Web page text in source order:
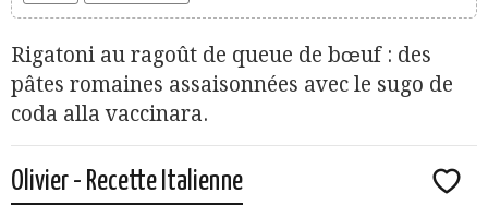
Rigatoni au ragoût de queue de bœuf : des
pâtes romaines assaisonnées avec le sugo de
coda alla vaccinara.
Olivier - Recette Italienne